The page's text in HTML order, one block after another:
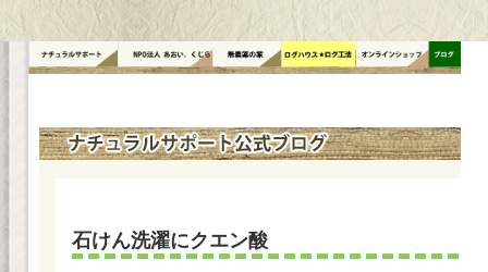
ン
石けん洗濯にクエン酸